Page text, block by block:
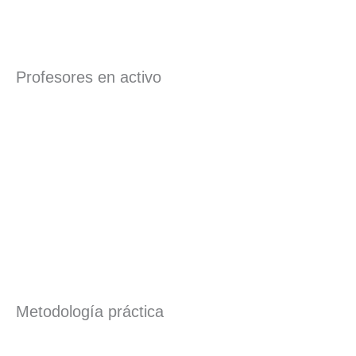
Profesores en activo
Metodología práctica